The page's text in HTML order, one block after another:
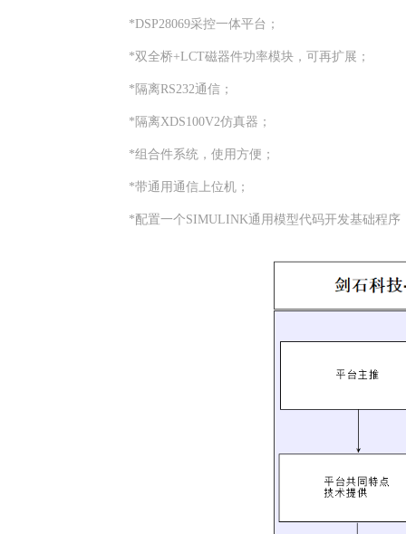
*DSP28069采控一体平台；
*双全桥+LCT磁器件功率模块，可再扩展；
*隔离RS232通信；
*隔离XDS100V2仿真器；
*组合件系统，使用方便；
*带通用通信上位机；
*配置一个SIMULINK通用模型代码开发基础程序